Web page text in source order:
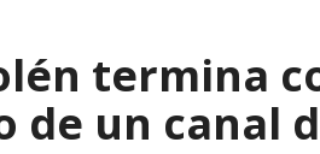
termina
un canal